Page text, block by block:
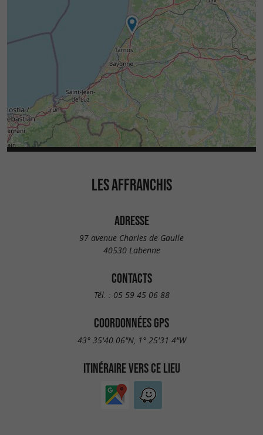
LES AFFRANCHIS
ADRESSE
97 avenue Charles de Gaulle
40530 Labenne
CONTACTS
Tél. : 05 59 45 06 88
COORDONNÉES GPS
43° 35'40.06"N, 1° 25'31.4"W
ITINÉRAIRE VERS CE LIEU